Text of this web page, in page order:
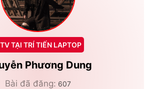
TẠI TRÍ TIẾN LAPTOP
Phương Dung
Bài đã đăng: 607